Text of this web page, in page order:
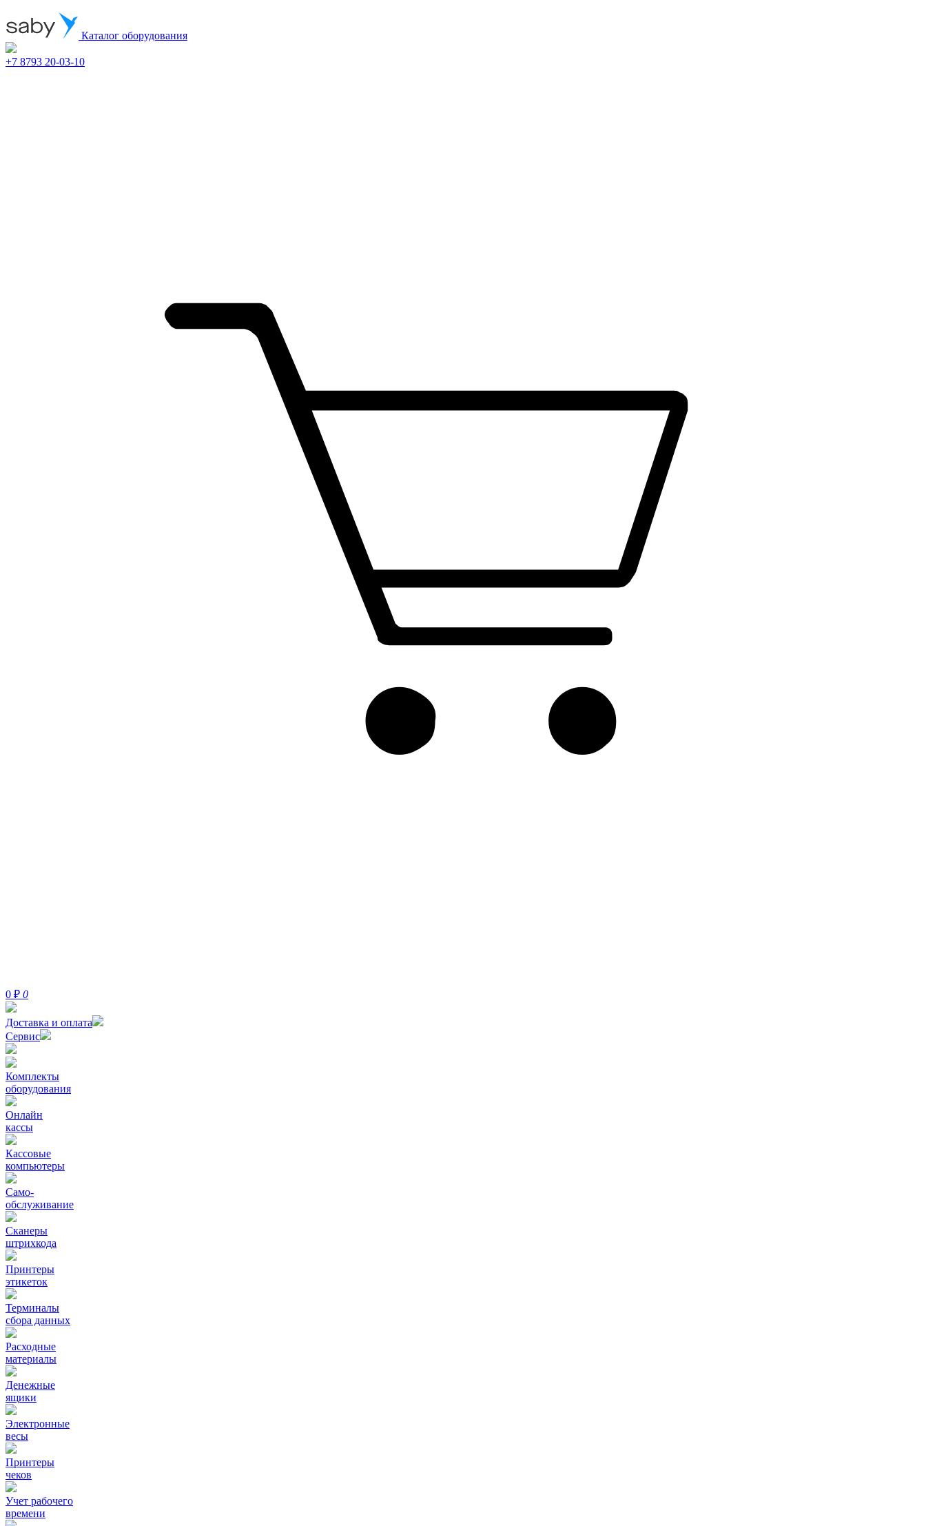
Каталог оборудования
+7 8793 20-03-10
0 ₽ 0
Доставка и оплата
Сервис
Комплекты
оборудования
Онлайн
кассы
Кассовые
компьютеры
Само-
обслуживание
Сканеры
штрихкода
Принтеры
этикеток
Терминалы
сбора данных
Расходные
материалы
Денежные
ящики
Электронные
весы
Принтеры
чеков
Учет рабочего
времени